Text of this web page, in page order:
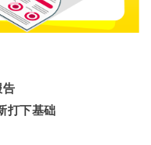
打下基础